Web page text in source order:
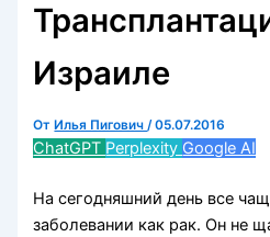
Израиле
От Илья Пигович/05.07.2016
ChatGPT Perplexity Google AI
На сегодняшний день все
заболевании как рак. Он не